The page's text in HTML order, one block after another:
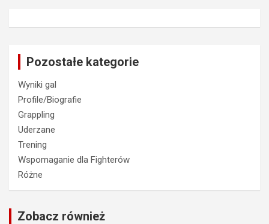
Pozostałe kategorie
Wyniki gal
Profile/Biografie
Grappling
Uderzane
Trening
Wspomaganie dla Fighterów
Różne
Zobacz również